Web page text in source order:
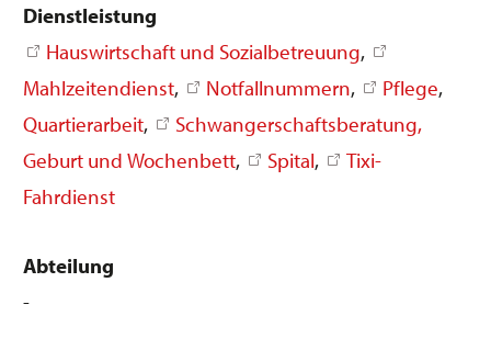
Dienstleistung
Hauswirtschaft und Sozialbetreuung,
Mahlzeitendienst, Notfallnummern, Pflege,
Quartierarbeit,
Schwangerschaftsberatung,
Geburt und Wochenbett, Spital,
Tixi-
Fahrdienst
Abteilung
-